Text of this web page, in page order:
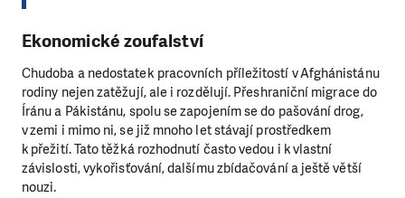
Ekonomické zoufalství
Chudoba a nedostatek pracovních příležitostí v Afghánistánu
rodiny nejen zatěžují, ale i rozdělují. Přeshraniční migrace do
Íránu a Pákistánu, spolu se zapojením se do pašování drog,
v zemi i mimo ni, se již mnoho let stávají prostředkem
k přežití. Tato těžká rozhodnutí často vedou i k vlastní
závislosti, vykořisťování, dalšímu zbídačování a ještě větší
nouzi.